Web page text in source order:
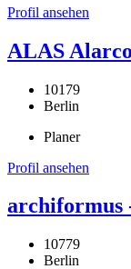
Profil ansehen
ALAS
10179
Berlin
Planer
Profil ansehen
archiformus
10779
Berlin